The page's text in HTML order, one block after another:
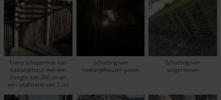
Frans schapenhek van
kastanjehout met een
hoogte van 200 cm en
een latafstand van 2 cm
Schutting van
kastanjehouten palen
Schutting van
wilgentenen